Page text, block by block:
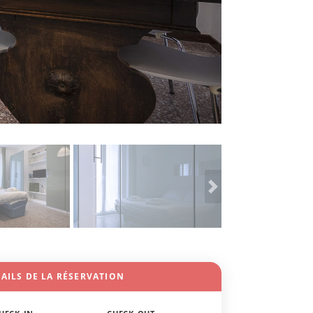
DE LA RÉSERVATION